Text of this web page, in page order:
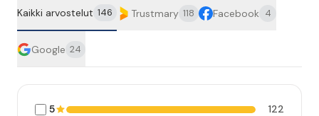
Kaikki arvostelut 146 Trustmary 118 Facebook 4
Google 24
5
122